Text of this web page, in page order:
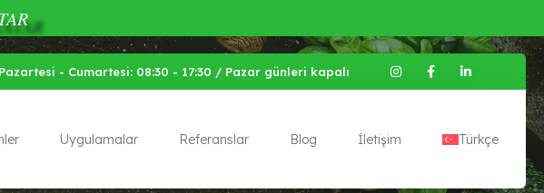
Pazartesi - Cumartesi: 08:30 - 17:30 / Pazar günleri kapalı
Uygulamalar Referanslar Blog İletişim Türkçe